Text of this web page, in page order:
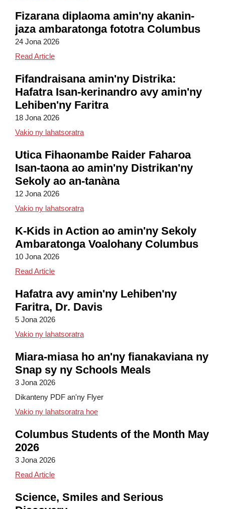
Fizarana diplaoma amin'ny akanin-
jaza ambaratonga fototra Columbus
24 Jona 2026
Read ArticleColumbus Elementary Kindergarten Graduation
Fifandraisana amin'ny Distrika:
Hafatra Isan-kerinandro avy amin'ny
Lehiben'ny Faritra
18 Jona 2026
Vakio ny lahatsoratraFifandraisana amin'ny Distrika: Hafatra
Utica Fihaonambe Raider Faharoa
Isan-taona ao amin'ny Distrikan'ny
Sekoly ao an-tanàna
12 Jona 2026
Vakio ny lahatsoratraFihaonambe Raider Faharoa Isan-taona
K-Kids in Action ao amin'ny Sekoly
Ambaratonga Voalohany Columbus
10 Jona 2026
Read ArticleK-Kids in Action at Columbus Elementary
Hafatra avy amin'ny Lehiben'ny
Faritra, Dr. Davis
5 Jona 2026
Vakio ny lahatsoratraHafatra avy amin'ny Lehiben'ny
Miara-miasa ho an'ny fianakaviana ny
Snap sy ny Schools Meals
3 Jona 2026
Dikanteny PDF an'ny Flyer
Vakio ny lahatsoratra hoeMiara-miasa ho an'ny Fianakaviana
Columbus Students of the Month May
2026
3 Jona 2026
Read ArticleColumbus Students of the Month May 2026
Science, Smiles and Serious